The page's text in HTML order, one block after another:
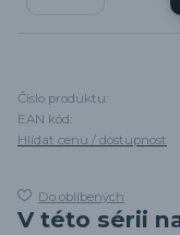
Číslo produktu:
EAN kód:
Hlídat cenu / dostupnost
Do oblíbených
V této sérii